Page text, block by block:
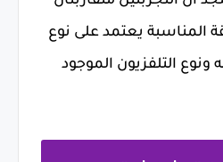
المناسبة يعتمد على نوع
التلفزيون الموجود